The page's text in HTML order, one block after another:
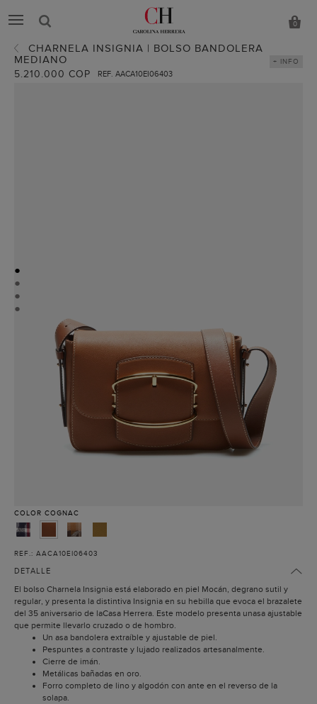
0
CHARNELA INSIGNIA | BOLSO BANDOLERA
MEDIANO
5.210.000 COP REF. AACA10EI06403
+ INFO
●
●
●
●
COLOR COGNAC
REF.: AACA10EI06403
DETALLE
El bolso Charnela Insignia está elaborado en piel Mocán, degrano sutil y
regular, y presenta la distintiva Insignia en su hebilla que evoca el brazalete
del 35 aniversario de laCasa Herrera. Este modelo presenta unasa ajustable
que permite llevarlo cruzado o de hombro.
Un asa bandolera extraíble y ajustable de piel.
Pespuntes a contraste y lujado realizados artesanalmente.
Cierre de imán.
Metálicas bañadas en oro.
Forro completo de lino y algodón con ante en el reverso de la
solapa.